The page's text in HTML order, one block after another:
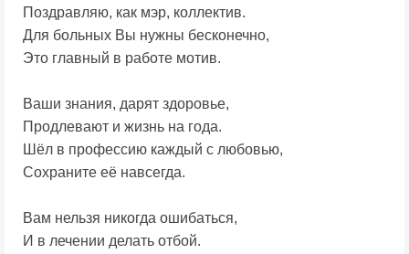
Поздравляю, как мэр, коллектив.
Для больных Вы нужны бесконечно,
Это главный в работе мотив.
Ваши знания, дарят здоровье,
Продлевают и жизнь на года.
Шёл в профессию каждый с любовью,
Сохраните её навсегда.
Вам нельзя никогда ошибаться,
И в лечении делать отбой.